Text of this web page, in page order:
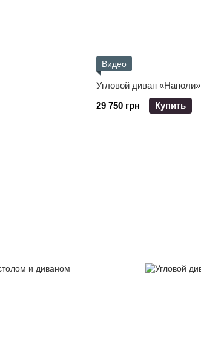
Видео
Угловой диван «Наполи»
29 750 грн
Купить